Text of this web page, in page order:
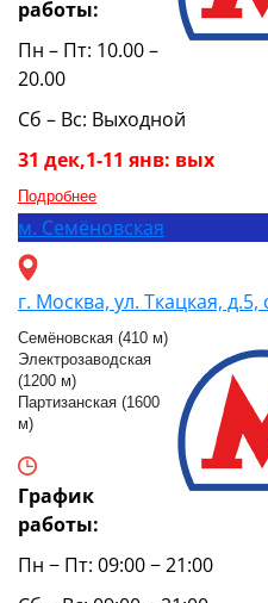
работы:
Пн – Пт: 10.00 –
20.00
Сб – Вс: Выходной
31 дек,1-11 янв: вых
Подробнее
м. Семёновская
г. Москва, ул. Ткацкая, д.5,
Семёновская (410 м)
Электрозаводская
(1200 м)
Партизанская (1600
м)
График
работы:
Пн − Пт: 09:00 − 21:00